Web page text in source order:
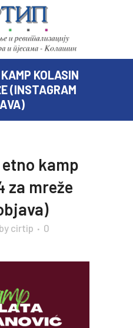
KOLASIN
(INSTAGRAM
kamp
za mreže
by cirtip
0